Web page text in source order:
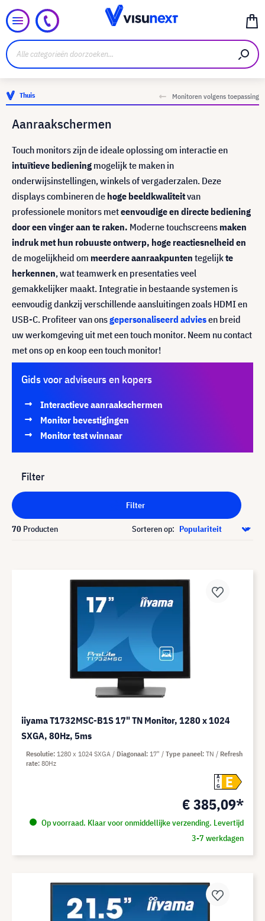
Thuis Monitoren volgens toepassing
Aanraakschermen
Touch monitors zijn de ideale oplossing om interactie en
intuïtieve bediening mogelijk te maken in
onderwijsinstellingen, winkels of vergaderzalen. Deze
displays combineren de hoge beeldkwaliteitvan
professionele monitors meteenvoudige en directe bediening
door een vinger aan te raken. Moderne touchscreens maken
indruk met hun robuuste ontwerp, hoge reactiesnelheid en
de mogelijkheid om meerdere aanraakpunten tegelijkte
herkennen, wat teamwerk en presentaties veel
gemakkelijker maakt. Integratie in bestaande systemen is
eenvoudig dankzij verschillende aansluitingen zoals HDMI en
USB-C. Profiteer van onsgepersonaliseerd adviesen breid
uw werkomgeving uit met een touch monitor. Neem nu contact
met ons op en koop een touch monitor!
Gids voor adviseurs en kopers
Interactieve aanraakschermen
Monitor bevestigingen
Monitor test winnaar
Filter
Filter
70 Producten Sorteren op:
iiyama T1732MSC-B1S 17" TN Monitor, 1280 x 1024
SXGA, 80Hz, 5ms
A
G
E
€ 385,09*
Op voorraad. Klaar voor onmiddellijke verzending. Levertijd
3-7 werkdagen
Resolutie 1280 x 1024 SXGA Diagonaal 17" Type paneel TN
Refresh
rate 80Hz